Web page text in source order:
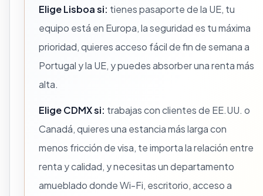
Elige Lisboa si: tienes pasaporte de la UE, tu
equipo está en Europa, la seguridad es tu máxima
prioridad, quieres acceso fácil de fin de semana a
Portugal y la UE, y puedes absorber una renta más
alta.
Elige CDMX si: trabajas con clientes de EE.UU. o
Canadá, quieres una estancia más larga con
menos fricción de visa, te importa la relación entre
renta y calidad, y necesitas un departamento
amueblado donde Wi-Fi, escritorio, acceso a